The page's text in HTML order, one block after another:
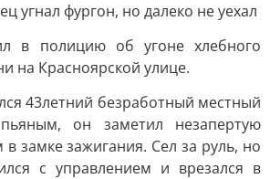
угнал фургон, но далеко не уехал
в полицию об угоне хлебного
на Красноярской улице.
43летний безработный местный
он заметил незапертую
замке зажигания. Сел за руль, но
с управлением и врезался в